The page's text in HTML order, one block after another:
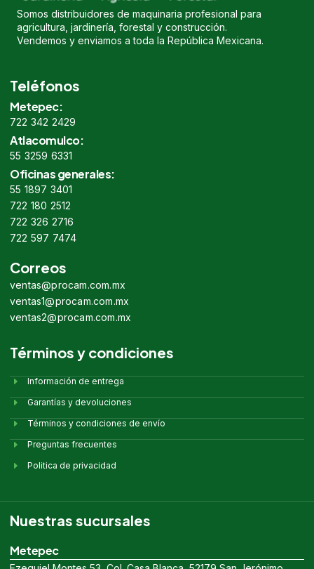
Somos distribuidores de maquinaria profesional para
agricultura, jardinería, forestal y construcción.
Vendemos y enviamos a toda la República Mexicana.
Teléfonos
Metepec:
722 342 2429
Atlacomulco:
55 3259 6331
Oficinas generales:
55 1897 3401
722 180 2512
722 326 2716
722 597 7474
Correos
ventas@procam.com.mx
ventas1@procam.com.mx
ventas2@procam.com.mx
Términos y condiciones
Información de entrega
Garantías y devoluciones
Términos y condiciones de envío
Preguntas frecuentes
Politica de privacidad
Nuestras sucursales
Metepec